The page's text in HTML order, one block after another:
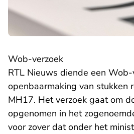
Wob-verzoek
RTL Nieuws diende een
openbaarmaking van stukken
MH17. Het verzoek gaat om
opgenomen in het
voor zover dat onder het